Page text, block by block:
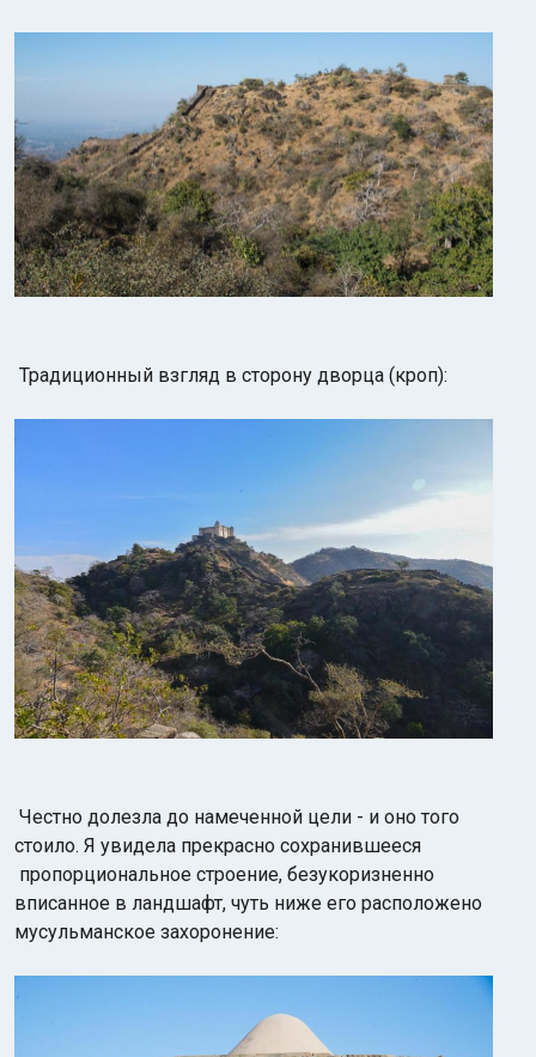
Традиционный взгляд в сторону дворца (кроп):
Честно долезла до намеченной цели - и оно того
стоило. Я увидела прекрасно сохранившееся
пропорциональное строение, безукоризненно
вписанное в ландшафт, чуть ниже его расположено
мусульманское захоронение: